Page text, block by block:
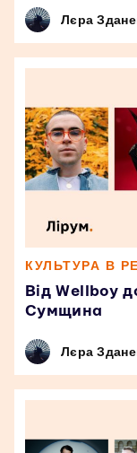
Лєра
КУЛЬТУРА В
Від Wellboy
Сумщина
Лєра